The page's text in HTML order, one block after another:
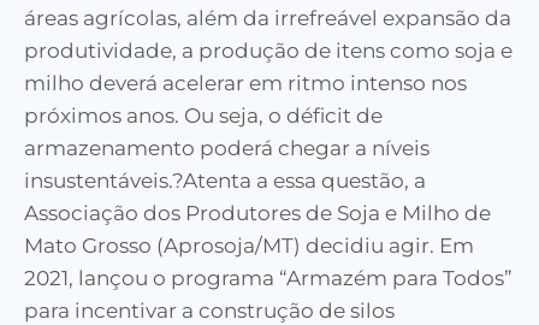
áreas agrícolas, além da irrefreável expansão da
produtividade, a produção de itens como soja e
milho deverá acelerar em ritmo intenso nos
próximos anos. Ou seja, o déficit de
armazenamento poderá chegar a níveis
insustentáveis.?Atenta a essa questão, a
Associação dos Produtores de Soja e Milho de
Mato Grosso (Aprosoja/MT) decidiu agir. Em
2021, lançou o programa “Armazém para Todos”
para incentivar a construção de silos